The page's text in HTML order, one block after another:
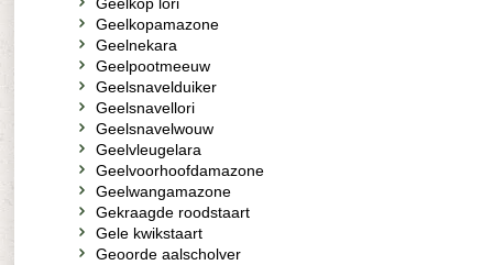
Geelkopamazone
Geelnekara
Geelpootmeeuw
Geelsnavelduiker
Geelsnavellori
Geelsnavelwouw
Geelvleugelara
Geelvoorhoofdamazone
Geelwangamazone
Gekraagde roodstaart
Gele kwikstaart
Geoorde aalscholver